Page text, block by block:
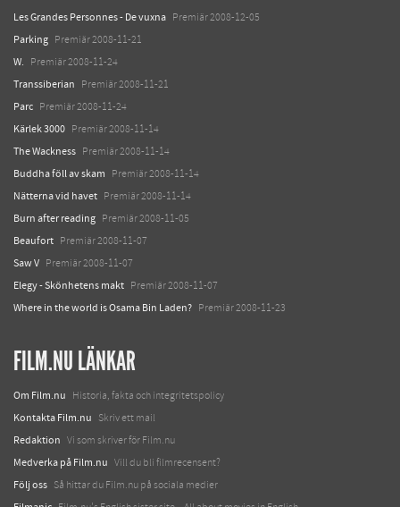
Les Grandes Personnes - De vuxna Premiär 2008-12-05
Parking Premiär 2008-11-21
W. Premiär 2008-11-24
Transsiberian Premiär 2008-11-21
Parc Premiär 2008-11-24
Kärlek 3000 Premiär 2008-11-14
The Wackness Premiär 2008-11-14
Buddha föll av skam Premiär 2008-11-14
Nätterna vid havet Premiär 2008-11-14
Burn after reading Premiär 2008-11-05
Beaufort Premiär 2008-11-07
Saw V Premiär 2008-11-07
Elegy - Skönhetens makt Premiär 2008-11-07
Where in the world is Osama Bin Laden? Premiär 2008-11-23
FILM.NU LÄNKAR
Om Film.nu Historia, fakta och integritetspolicy
Kontakta Film.nu Skriv ett mail
Redaktion Vi som skriver för Film.nu
Medverka på Film.nu Vill du bli filmrecensent?
Följ oss Så hittar du Film.nu på sociala medier